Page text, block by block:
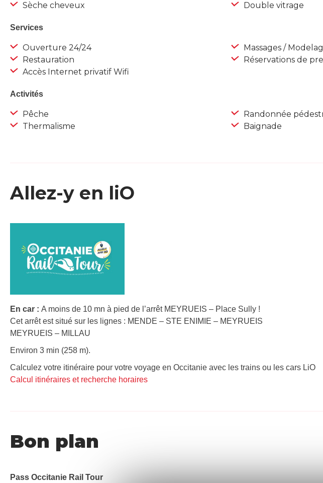
Sèche cheveux
Double vitrage
Services
Ouverture 24/24
Restauration
Accès Internet privatif Wifi
Massages /
Réservations de
Activités
Pêche
Thermalisme
Randonnée
Baignade
Allez-y en liO
En car : A moins de 10 mn à pied de l’arrêt MEYRUEIS – Place Sully !
Cet arrêt est situé sur les lignes : MENDE – STE ENIMIE – MEYRUEIS
MEYRUEIS – MILLAU
Environ 3 min (258 m).
Calculez votre itinéraire pour votre voyage en Occitanie avec les trains ou les cars LiO
Calcul itinéraires et recherche horaires
Bon plan
Pass Occitanie Rail Tour​